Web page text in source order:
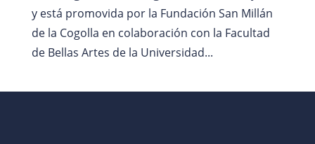
y está promovida por la Fundación San Millán
de la Cogolla en colaboración con la Facultad
de Bellas Artes de la Universidad...